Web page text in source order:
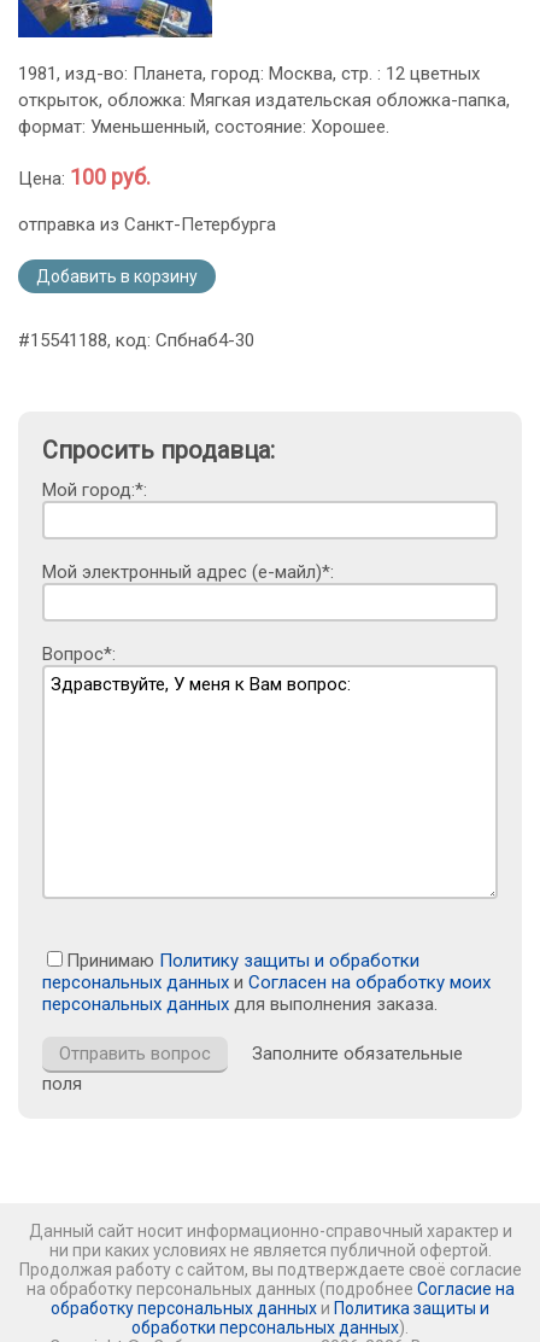
1981, изд-во: Планета, город: Москва, стр. : 12 цветных
открыток, обложка: Мягкая издательская обложка-папка,
формат: Уменьшенный, состояние: Хорошее.
Цена: 100 руб.
отправка из Санкт-Петербурга
Добавить в корзину
#15541188, код: Спбнаб4-30
Спросить продавца:
Мой город:*:
Мой электронный адрес (е-майл)*:
Вопрос*:
Принимаю Политику защиты и обработки
персональных данных и Согласен на обработку моих
персональных данных для выполнения заказа.
Заполните обязательные
поля
Данный сайт носит информационно-справочный характер и
ни при каких условиях не является публичной офертой.
Продолжая работу с сайтом, вы подтверждаете своё согласие
на обработку персональных данных (подробнее Согласие на
обработку персональных данных и Политика защиты и
обработки персональных данных).